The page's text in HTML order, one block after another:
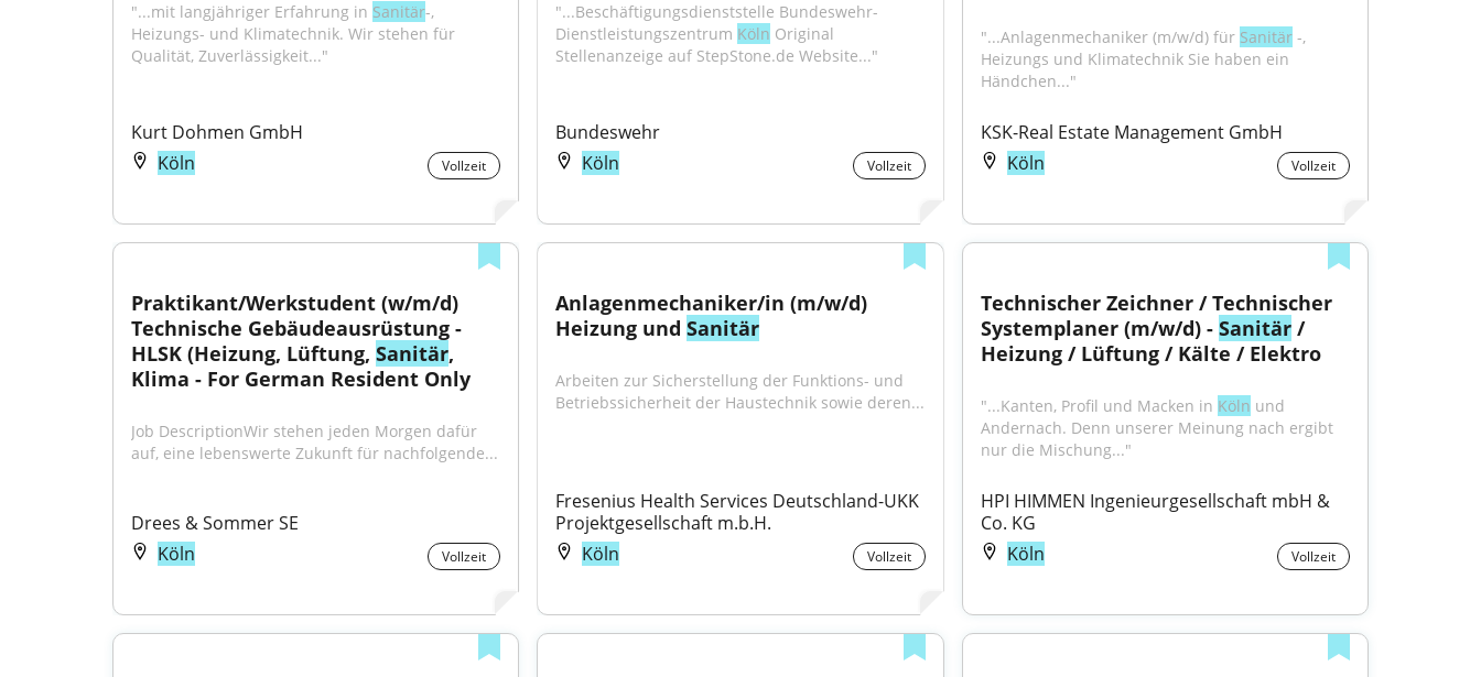
"...mit langjähriger Erfahrung in Sanitär-,
Heizungs- und Klimatechnik. Wir stehen für
Qualität, Zuverlässigkeit..."
Kurt Dohmen GmbH
Köln
Vollzeit
"...Beschäftigungsdienststelle Bundeswehr-
Dienstleistungszentrum Köln Original
Stellenanzeige auf StepStone.de Website..."
Bundeswehr
Köln
Vollzeit
"...Anlagenmechaniker (m/w/d) für Sanitär -,
Heizungs und Klimatechnik Sie haben ein
Händchen..."
KSK-Real Estate Management GmbH
Köln
Vollzeit
Praktikant/Werkstudent (w/m/d)
Technische Gebäudeausrüstung -
HLSK (Heizung, Lüftung, Sanitär,
Klima - For German Resident Only
Job DescriptionWir stehen jeden Morgen dafür
auf, eine lebenswerte Zukunft für nachfolgende...
Drees & Sommer SE
Köln
Vollzeit
Anlagenmechaniker/in (m/w/d)
Heizung und Sanitär
Arbeiten zur Sicherstellung der Funktions- und
Betriebssicherheit der Haustechnik sowie deren...
Fresenius Health Services Deutschland-UKK
Projektgesellschaft m.b.H.
Köln
Vollzeit
Technischer Zeichner / Technischer
Systemplaner (m/w/d) - Sanitär /
Heizung / Lüftung / Kälte / Elektro
"...Kanten, Profil und Macken in Köln und
Andernach. Denn unserer Meinung nach ergibt
nur die Mischung..."
HPI HIMMEN Ingenieurgesellschaft mbH &
Co. KG
Köln
Vollzeit